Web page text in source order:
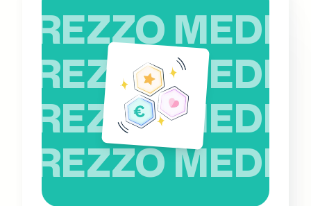
PREZZO MEDIO
PREZZO MEDIO
PREZZO MEDIO
PREZZO MEDIO